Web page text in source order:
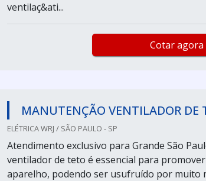
ventilaç&ati...
Cotar agora
MANUTENÇÃO VENTILADOR DE
ELÉTRICA WRJ / SÃO PAULO - SP
Atendimento exclusivo para Grande São
ventilador de teto é essencial para
aparelho, podendo ser usufruído por muito